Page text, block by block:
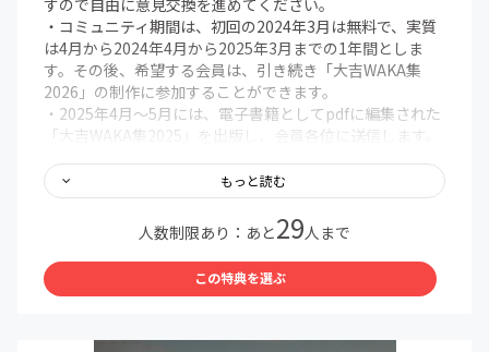
すので自由に意見交換を進めてください。
・コミュニティ期間は、初回の2024年3月は無料で、実質
は4月から2024年4月から2025年3月までの1年間としま
す。その後、希望する会員は、引き続き「大吉WAKA集
2026」の制作に参加することができます。
・2025年4月～5月には、電子書籍としてpdfに編集された
「大吉WAKA集2025」を出版し、会員各位に送信します。
1ページで100ページとなり、それに大吉くじの説明や大吉
WAKA制作プロジェクトの企画書などを加えて、120ペー
ジほどの電子書籍(pdf版)となります。
もっと読む
人数制限あり：あと29人まで
この特典を選ぶ